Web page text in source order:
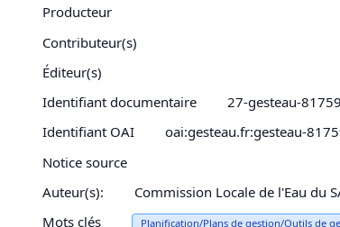
Producteur
Contributeur(s)
Éditeur(s)
Identifiant documentaire
27-gesteau-
Identifiant OAI
oai:gesteau.fr:gesteau-
Notice source
Auteur(s):
Commission Locale de l'Eau du
Mots clés
Planification/Plans de gestion/Outils de